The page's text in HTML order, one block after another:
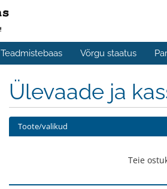
Teadmistebaas Võrgu staatus
Ülevaade ja
Toote/valikud
Teie